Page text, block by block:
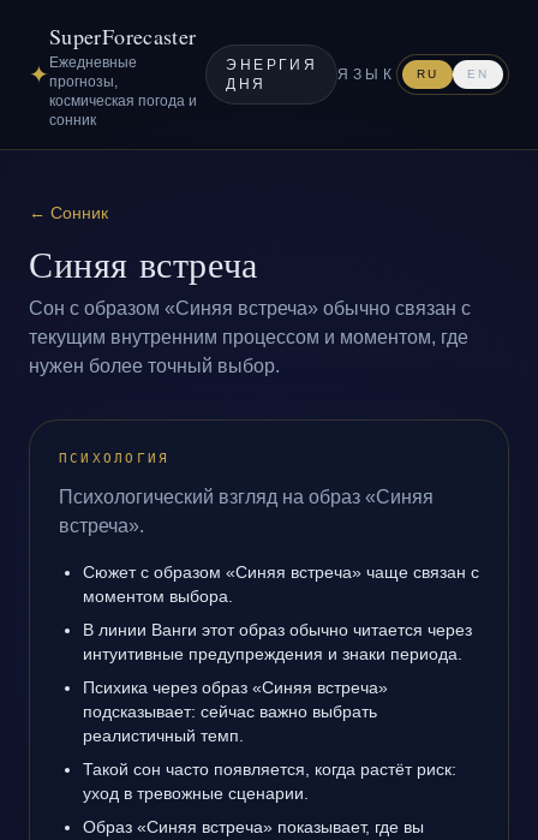
✦
SuperForecaster
Ежедневные
прогнозы,
космическая погода и
сонник
ЭНЕРГИЯ
ДНЯ
ЯЗЫК RU EN
← Сонник
Синяя встреча
Сон с образом «Синяя встреча» обычно связан с
текущим внутренним процессом и моментом, где
нужен более точный выбор.
ПСИХОЛОГИЯ
Психологический взгляд на образ «Синяя
встреча».
Сюжет с образом «Синяя встреча» чаще связан с
моментом выбора.
В линии Ванги этот образ обычно читается через
интуитивные предупреждения и знаки периода.
Психика через образ «Синяя встреча»
подсказывает: сейчас важно выбрать
реалистичный темп.
Такой сон часто появляется, когда растёт риск:
уход в тревожные сценарии.
Образ «Синяя встреча» показывает, где вы